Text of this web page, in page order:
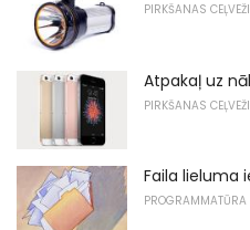
PIRKŠANAS CEĻVEŽI
Atpakaļ uz
PIRKŠANAS CEĻVEŽI
Faila lieluma